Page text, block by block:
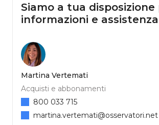
Siamo a tua disposizione
informazioni e assistenza
Martina Vertemati
Acquisti e abbonamenti
800 033 715
martina.vertemati@osservatori.net